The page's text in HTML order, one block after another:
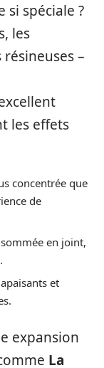
si spéciale ?
les
–
les effets
concentrée que
de
en joint,
et
expansion
La